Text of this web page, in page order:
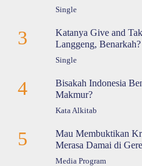
Single
3
Katanya Give and
Langgeng, Benarkah?
Single
4
Bisakah Indonesia
Makmur?
Kata Alkitab
5
Mau Membuktikan
Merasa Damai di
Media Program